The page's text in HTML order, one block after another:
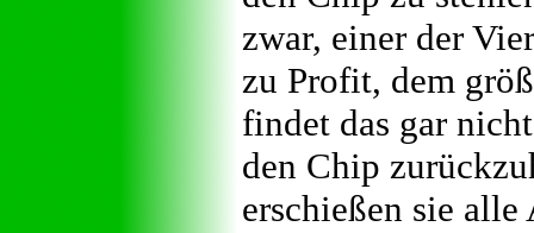
zwar, einer der
zu Profit, dem
findet das gar
den Chip
erschießen sie